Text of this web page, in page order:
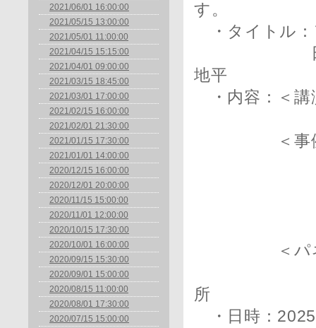
2021/06/01 16:00:00
2021/05/15 13:00:00
2021/05/01 11:00:00
2021/04/15 15:15:00
2021/04/01 09:00:00
2021/03/15 18:45:00
2021/03/01 17:00:00
2021/02/15 16:00:00
2021/02/01 21:30:00
2021/01/15 17:30:00
2021/01/01 14:00:00
2020/12/15 16:00:00
2020/12/01 20:00:00
2020/11/15 15:00:00
2020/11/01 12:00:00
2020/10/15 17:30:00
2020/10/01 16:00:00
2020/09/15 15:30:00
2020/09/01 15:00:00
2020/08/15 11:00:00
2020/08/01 17:30:00
2020/07/15 15:00:00
す。
・タイトル：
日系企業
地平
・内容：＜講
＜事例
＜パネル
所
・日時：2025